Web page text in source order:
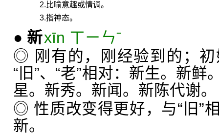
2.比喻意趣或情调。
3.指神态。
● 新xīn ㄒㄧㄣˉ
◎ 刚有的，刚经验到的；
“旧”、“老”相对：新生。新
星。新秀。新闻。新陈代谢。
◎ 性质改变得更好，与“旧”
新。